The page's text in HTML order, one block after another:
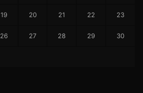
19 20 21 22 23
26 27 28 29 30